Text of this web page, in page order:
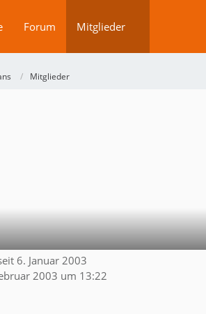
Forum Mitglieder
Mitglieder
6. Januar 2003
2003 um 13:22